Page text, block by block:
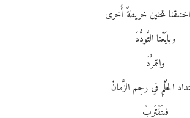
للحنين خريطةً أُخرى
وبايَعْنا التَّودُّدَ
والتمرُّدَ
الحُلْمِ في رحِم الزَّمانْ
فلتَقْتَرِبْ